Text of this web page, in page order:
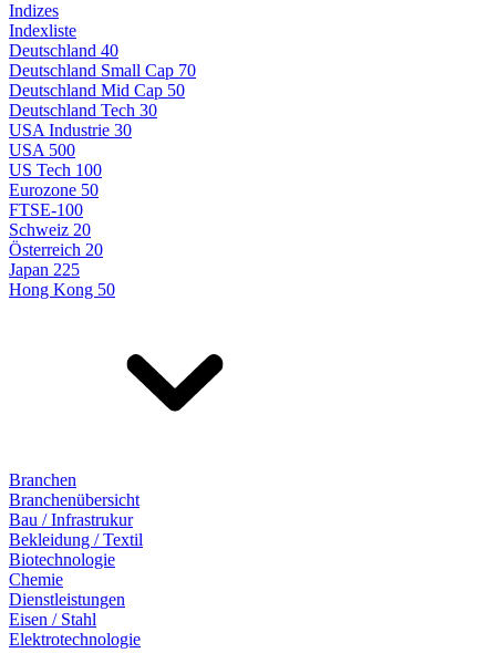
Indizes
Indexliste
Deutschland 40
Deutschland Small Cap 70
Deutschland Mid Cap 50
Deutschland Tech 30
USA Industrie 30
USA 500
US Tech 100
Eurozone 50
FTSE-100
Schweiz 20
Österreich 20
Japan 225
Hong Kong 50
Branchen
Branchenübersicht
Bau / Infrastrukur
Bekleidung / Textil
Biotechnologie
Chemie
Dienstleistungen
Eisen / Stahl
Elektrotechnologie